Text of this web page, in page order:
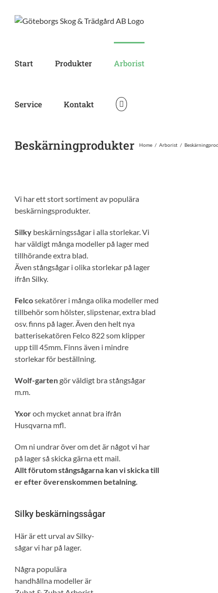
Start Produkter Arborist
Service Kontakt
Beskärningprodukter Home / Arborist /
Vi har ett stort sortiment av populära
beskärningsprodukter.
Silky beskärningssågar i alla storlekar. Vi
har väldigt många modeller på lager med
tillhörande extra blad.
Även stångsågar i olika storlekar på lager
ifrån Silky.
Felcosekatörer i många olika modeller med
tillbehör som hölster, slipstenar, extra blad
osv. finns på lager. Även den helt nya
batterisekatören Felco 822 som klipper
upp till 45mm. Finns även i mindre
storlekar för beställning.
Wolf-gartengör väldigt bra stångsågar
m.m.
Yxoroch mycket annat bra ifrån
Husqvarna mfl.
Om ni undrar över om det är något vi har
på lager så skicka gärna ett mail.
Allt förutom stångsågarna kan vi skicka till
er efter överenskommen betalning.
Silky beskärningssågar
Här är ett urval av Silky-
sågar vi har på lager.
Några populära
handhållna modeller är